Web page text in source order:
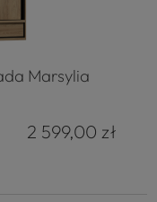
Marsylia
2 599,00 zł